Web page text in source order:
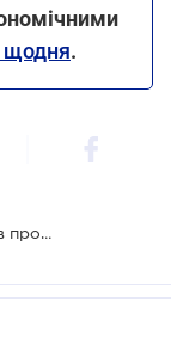
щодня.
Асоціація міжнародних автоперевізників пропонує альтернативне рішення замість повернення дозволів на вантажні перевезення для українців